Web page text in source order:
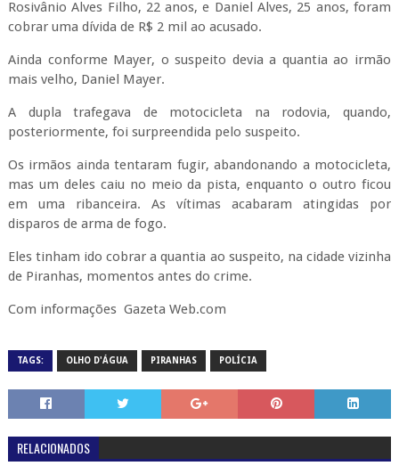
Rosivânio Alves Filho, 22 anos, e Daniel Alves, 25 anos, foram
cobrar uma dívida de R$ 2 mil ao acusado.
Ainda conforme Mayer, o suspeito devia a quantia ao irmão
mais velho, Daniel Mayer.
A dupla trafegava de motocicleta na rodovia, quando,
posteriormente, foi surpreendida pelo suspeito.
Os irmãos ainda tentaram fugir, abandonando a motocicleta,
mas um deles caiu no meio da pista, enquanto o outro ficou
em uma ribanceira. As vítimas acabaram atingidas por
disparos de arma de fogo.
Eles tinham ido cobrar a quantia ao suspeito, na cidade vizinha
de Piranhas, momentos antes do crime.
Com informações Gazeta Web.com
TAGS: OLHO D'ÁGUA PIRANHAS POLÍCIA
RELACIONADOS